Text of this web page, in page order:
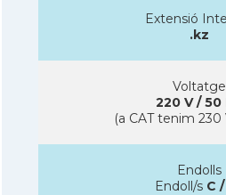
Extensió
.kz
Voltatge
220 V / 50
(a CAT tenim 230
Endolls
Endoll/s C